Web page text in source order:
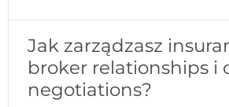
Jak zarządzasz
broker relationships i
negotiations?